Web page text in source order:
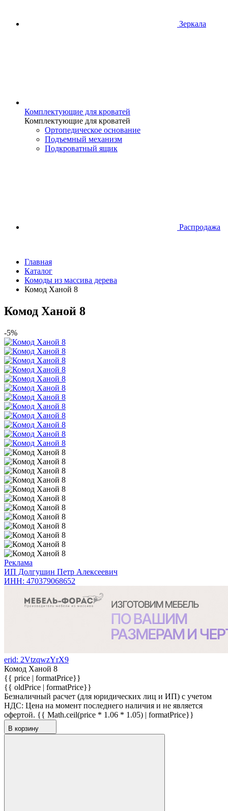
Зеркала
Комплектующие для кроватей
Комплектующие для кроватей
Ортопедическое основание
Подъемный механизм
Подкроватный ящик
Распродажа
Главная
Каталог
Комоды из массива дерева
Комод Ханой 8
Комод Ханой 8
-5%
Реклама
ИП Долгушин Петр Алексеевич
ИНН: 470379068652
erid: 2VtzqwzYrX9
Комод Ханой 8
{{ price | formatPrice}}
{{ oldPrice | formatPrice}}
Безналичный расчет (для юридических лиц и ИП) с учетом
НДС: Цена на момент последнего наличия и не является
офертой. {{ Math.ceil(price * 1.06 * 1.05) | formatPrice}}
В корзину